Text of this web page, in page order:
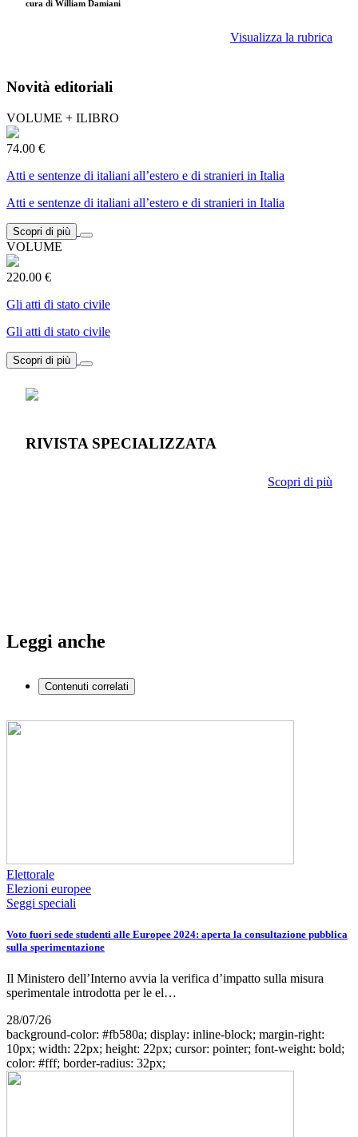
cura di William Damiani
Visualizza la rubrica
Novità editoriali
VOLUME + ILIBRO
74.00 €
Atti e sentenze di italiani all’estero e di stranieri in Italia
Atti e sentenze di italiani all’estero e di stranieri in Italia
Scopri di più
VOLUME
220.00 €
Gli atti di stato civile
Gli atti di stato civile
Scopri di più
RIVISTA SPECIALIZZATA
Scopri di più
Leggi anche
Contenuti correlati
Elettorale
Elezioni europee
Seggi speciali
Voto fuori sede studenti alle Europee 2024: aperta la consultazione pubblica
sulla sperimentazione
Il Ministero dell’Interno avvia la verifica d’impatto sulla misura
sperimentale introdotta per le el…
28/07/26
background-color: #fb580a; display: inline-block; margin-right:
10px; width: 22px; height: 22px; cursor: pointer; font-weight: bold;
color: #fff; border-radius: 32px;